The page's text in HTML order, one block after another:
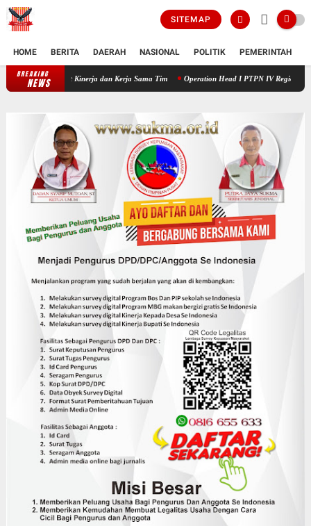
SITEMAP
HOME BERITA DAERAH NASIONAL POLITIK PEMERINTAH
BREAKING
NEWS _Culture Booster 2_* PTPN IV Regional V Perkuat Mindset Kinerja dan